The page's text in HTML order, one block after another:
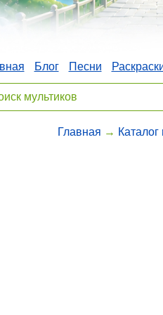
Блог Песни
Главная → Каталог